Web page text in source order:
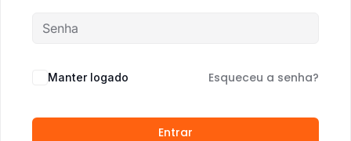
Manter logado Esqueceu a senha?
Entrar